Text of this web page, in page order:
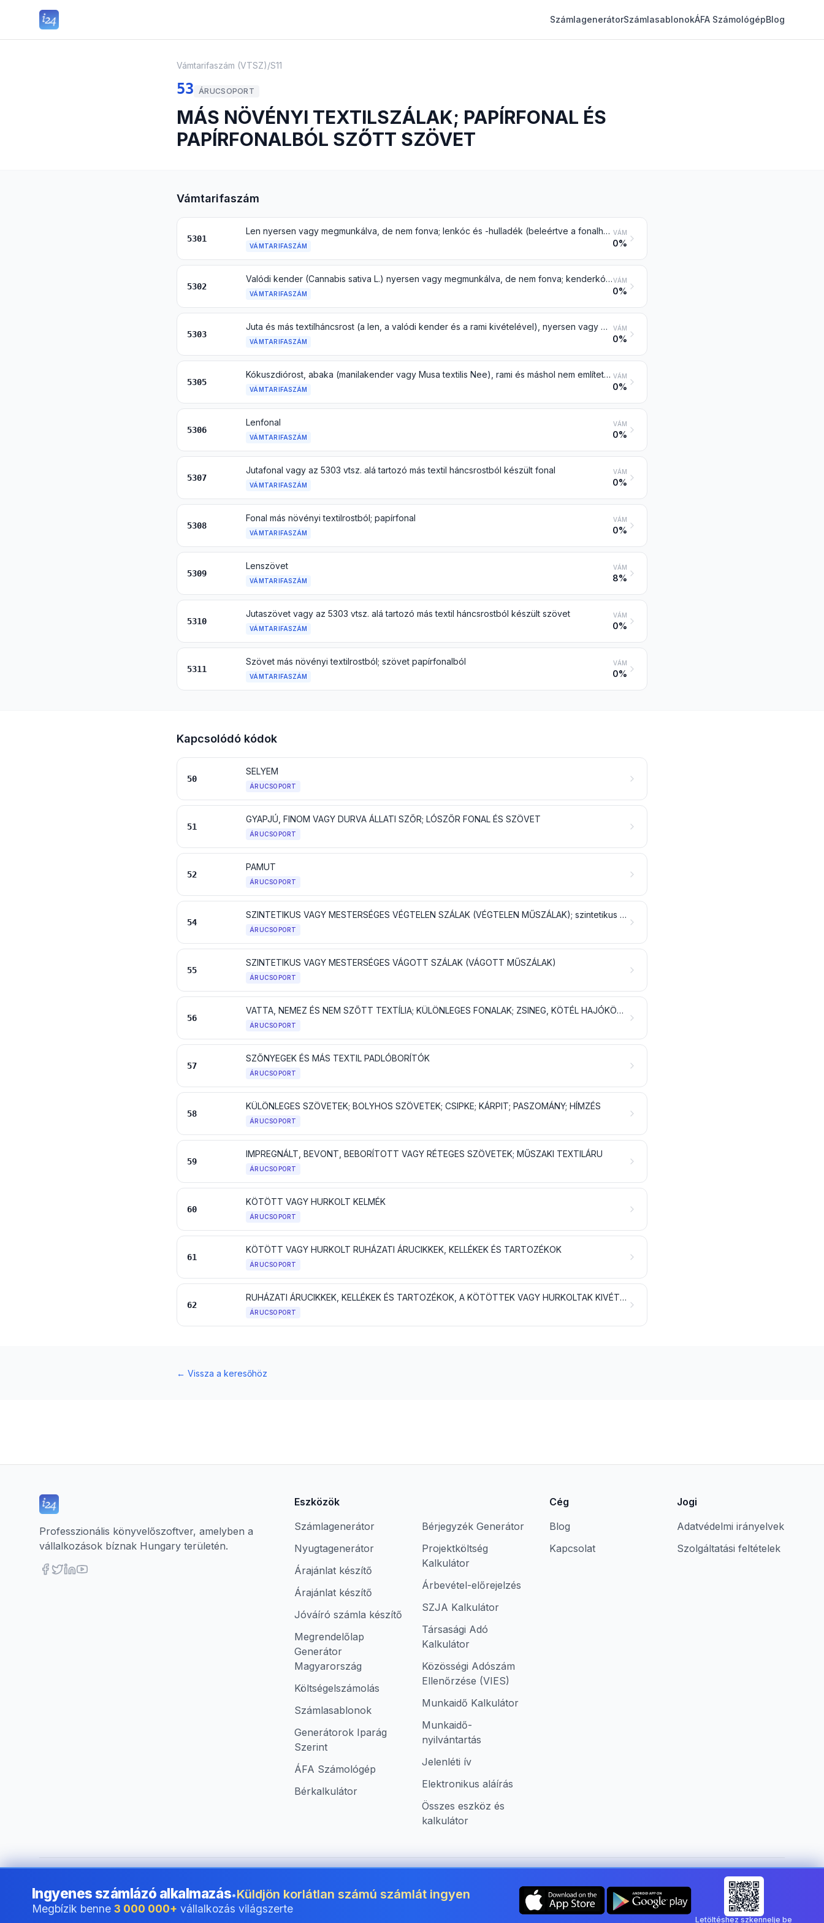
SzámlagenerátorSzámlasablonokÁFA SzámológépBlog
Vámtarifaszám (VTSZ)/S11
53 ÁRUCSOPORT
MÁS NÖVÉNYI TEXTILSZÁLAK; PAPÍRFONAL ÉS
PAPÍRFONALBÓL SZŐTT SZÖVET
Vámtarifaszám
5301
Len nyersen vagy megmunkálva, de nem fonva; lenkóc és -hulladék (beleértve a fonalhulladékot és a foszlatott anyagot is)
VÁMTARIFASZÁM
VÁM
0%
5302
Valódi kender (Cannabis sativa L.) nyersen vagy megmunkálva, de nem fonva; kenderkóc és -hulladék (beleértve a fonalhulladékot és a foszlatott anyagot is)
VÁMTARIFASZÁM
VÁM
0%
5303
Juta és más textilháncsrost (a len, a valódi kender és a rami kivételével), nyersen vagy megmunkálva, de nem fonva; kóc és hulladék ezekből a rostokból (beleértve a fonalhulladékot és foszlatott anyagot is)
VÁMTARIFASZÁM
VÁM
0%
5305
Kókuszdiórost, abaka (manilakender vagy Musa textilis Nee), rami és máshol nem említett más növényi eredetű textilrost nyersen vagy megmunkálva, de nem fonva; kóc, kóchulladék (fésűskóc) és az említett rostok hulladéka (beleértve a fonalhulladékot és a foszlatott anyagot is)
VÁMTARIFASZÁM
VÁM
0%
5306
Lenfonal
VÁMTARIFASZÁM
VÁM
0%
5307
Jutafonal vagy az 5303 vtsz. alá tartozó más textil háncsrostból készült fonal
VÁMTARIFASZÁM
VÁM
0%
5308
Fonal más növényi textilrostból; papírfonal
VÁMTARIFASZÁM
VÁM
0%
5309
Lenszövet
VÁMTARIFASZÁM
VÁM
8%
5310
Jutaszövet vagy az 5303 vtsz. alá tartozó más textil háncsrostból készült szövet
VÁMTARIFASZÁM
VÁM
0%
5311
Szövet más növényi textilrostból; szövet papírfonalból
VÁMTARIFASZÁM
VÁM
0%
Kapcsolódó kódok
50
SELYEM
ÁRUCSOPORT
51
GYAPJÚ, FINOM VAGY DURVA ÁLLATI SZŐR; LÓSZŐR FONAL ÉS SZÖVET
ÁRUCSOPORT
52
PAMUT
ÁRUCSOPORT
54
SZINTETIKUS VAGY MESTERSÉGES VÉGTELEN SZÁLAK (VÉGTELEN MŰSZÁLAK); szintetikus vagy mesterséges textilanyagból készült szalag és hasonlók
ÁRUCSOPORT
55
SZINTETIKUS VAGY MESTERSÉGES VÁGOTT SZÁLAK (VÁGOTT MŰSZÁLAK)
ÁRUCSOPORT
56
VATTA, NEMEZ ÉS NEM SZŐTT TEXTÍLIA; KÜLÖNLEGES FONALAK; ZSINEG, KÖTÉL HAJÓKÖTÉL ÉS KÁBEL, VALAMINT EZEKBŐL KÉSZÜLT ÁRUK
ÁRUCSOPORT
57
SZŐNYEGEK ÉS MÁS TEXTIL PADLÓBORÍTÓK
ÁRUCSOPORT
58
KÜLÖNLEGES SZÖVETEK; BOLYHOS SZÖVETEK; CSIPKE; KÁRPIT; PASZOMÁNY; HÍMZÉS
ÁRUCSOPORT
59
IMPREGNÁLT, BEVONT, BEBORÍTOTT VAGY RÉTEGES SZÖVETEK; MŰSZAKI TEXTILÁRU
ÁRUCSOPORT
60
KÖTÖTT VAGY HURKOLT KELMÉK
ÁRUCSOPORT
61
KÖTÖTT VAGY HURKOLT RUHÁZATI ÁRUCIKKEK, KELLÉKEK ÉS TARTOZÉKOK
ÁRUCSOPORT
62
RUHÁZATI ÁRUCIKKEK, KELLÉKEK ÉS TARTOZÉKOK, A KÖTÖTTEK VAGY HURKOLTAK KIVÉTELÉVEL
ÁRUCSOPORT
← Vissza a keresőhöz
Professzionális könyvelőszoftver, amelyben a
vállalkozások bíznak Hungary területén.
Eszközök
Számlagenerátor
Nyugtagenerátor
Árajánlat készítő
Árajánlat készítő
Jóváíró számla készítő
Megrendelőlap
Generátor
Magyarország
Költségelszámolás
Számlasablonok
Generátorok Iparág
Szerint
ÁFA Számológép
Bérkalkulátor
Bérjegyzék Generátor
Projektköltség
Kalkulátor
Árbevétel-előrejelzés
SZJA Kalkulátor
Társasági Adó
Kalkulátor
Közösségi Adószám
Ellenőrzése (VIES)
Munkaidő Kalkulátor
Munkaidő-
nyilvántartás
Jelenléti ív
Elektronikus aláírás
Összes eszköz és
kalkulátor
Cég
Blog
Kapcsolat
Jogi
Adatvédelmi irányelvek
Szolgáltatási feltételek
©2026i24 Limited. All rights reserved.•Vállalkozások számára Hungary területén Ország módosítása: Hungary
Ingyenes számlázó alkalmazás•Küldjön korlátlan számú számlát ingyen
Megbízik benne 3 000 000+ vállalkozás világszerte
Letöltéshez szkennelje be